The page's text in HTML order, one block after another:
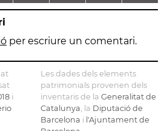
- CASA
FARJAS
L'ANTIGA
C.E.L.O.
NOSTRA
DE LA
per escriure un comentari.
i
Les dades dels elements
patrimonials provenen dels
inventaris de la Generalitat de
Catalunya , la Diputació de
Barcelona i l'Ajuntament de